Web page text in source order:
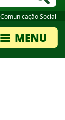
Comunicação Social